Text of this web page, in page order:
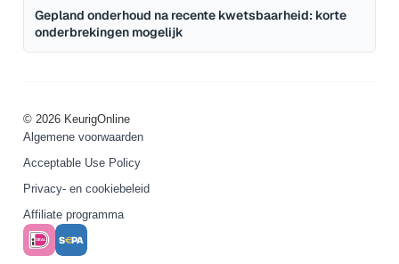
Gepland onderhoud na recente kwetsbaarheid: korte
onderbrekingen mogelijk
© 2026 KeurigOnline
Algemene voorwaarden
Acceptable Use Policy
Privacy- en cookiebeleid
Affiliate programma